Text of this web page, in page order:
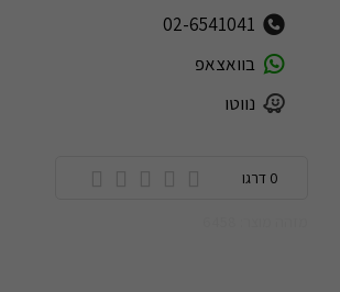
02-6541041
בוואצאפ
נווטו
0 דרגו